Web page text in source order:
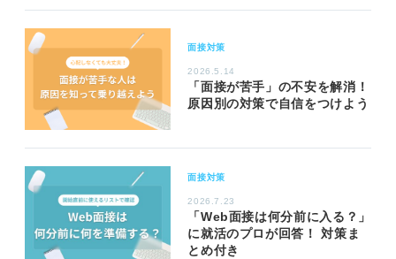
面接対策
2026.5.14
「面接が苦手」の不安を解消！
原因別の対策で自信をつけよう
面接対策
2026.7.23
「Web面接は何分前に入る？」
に就活のプロが回答！ 対策ま
とめ付き